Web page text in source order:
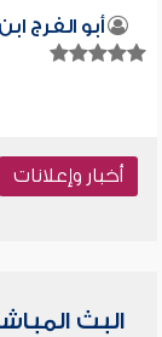
أبو الفرج
أخبار وإعلانات
البث